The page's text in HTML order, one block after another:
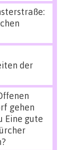
der
gehen
Eine gute